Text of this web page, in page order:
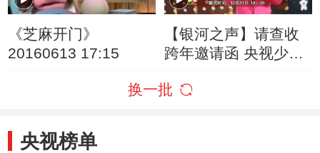
《芝麻开门》
20160613 17:15
【银河之声】请查收
跨年邀请函 央视少儿
获快乐
换一批
央视榜单